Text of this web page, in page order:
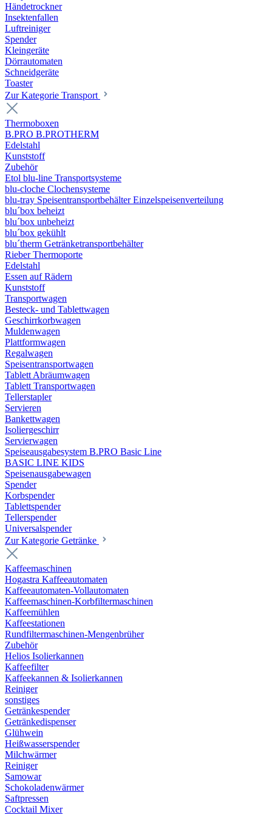
Händetrockner
Insektenfallen
Luftreiniger
Spender
Kleingeräte
Dörrautomaten
Schneidgeräte
Toaster
Zur Kategorie Transport
Thermoboxen
B.PRO B.PROTHERM
Edelstahl
Kunststoff
Zubehör
Etol blu-line Transportsysteme
blu-cloche Clochensysteme
blu-tray Speisentransportbehälter Einzelspeisenverteilung
blu´box beheizt
blu´box unbeheizt
blu´box gekühlt
blu´therm Getränketransportbehälter
Rieber Thermoporte
Edelstahl
Essen auf Rädern
Kunststoff
Transportwagen
Besteck- und Tablettwagen
Geschirrkorbwagen
Muldenwagen
Plattformwagen
Regalwagen
Speisentransportwagen
Tablett Abräumwagen
Tablett Transportwagen
Tellerstapler
Servieren
Bankettwagen
Isoliergeschirr
Servierwagen
Speiseausgabesystem B.PRO Basic Line
BASIC LINE KIDS
Speisenausgabewagen
Spender
Korbspender
Tablettspender
Tellerspender
Universalspender
Zur Kategorie Getränke
Kaffeemaschinen
Hogastra Kaffeeautomaten
Kaffeeautomaten-Vollautomaten
Kaffeemaschinen-Korbfiltermaschinen
Kaffeemühlen
Kaffeestationen
Rundfiltermaschinen-Mengenbrüher
Zubehör
Helios Isolierkannen
Kaffeefilter
Kaffeekannen & Isolierkannen
Reiniger
sonstiges
Getränkespender
Getränkedispenser
Glühwein
Heißwasserspender
Milchwärmer
Reiniger
Samowar
Schokoladenwärmer
Saftpressen
Cocktail Mixer